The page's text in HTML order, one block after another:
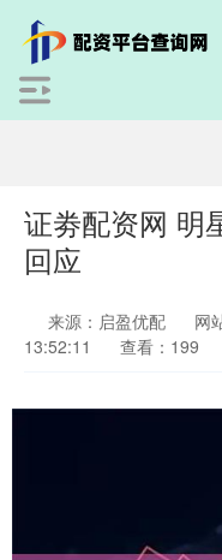
证劵配资网 明
回应
来源：启盈优配 网
13:52:11
查看：199